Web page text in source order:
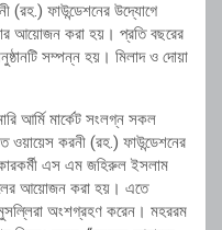
(রহ.) ফাউন্ডেশনের উদ্যোগে
আয়োজন করা হয়। প্রতি বছরের
সম্পন্ন হয়। মিলাদ ও দোয়া
আর্মি মার্কেট সংলগ্ন সকল
ওয়ায়েস করনী (রহ.) ফাউন্ডেশনের
এস এম জহিরুল ইসলাম
আয়োজন করা হয়। এতে
অংশগ্রহণ করেন। মহররম